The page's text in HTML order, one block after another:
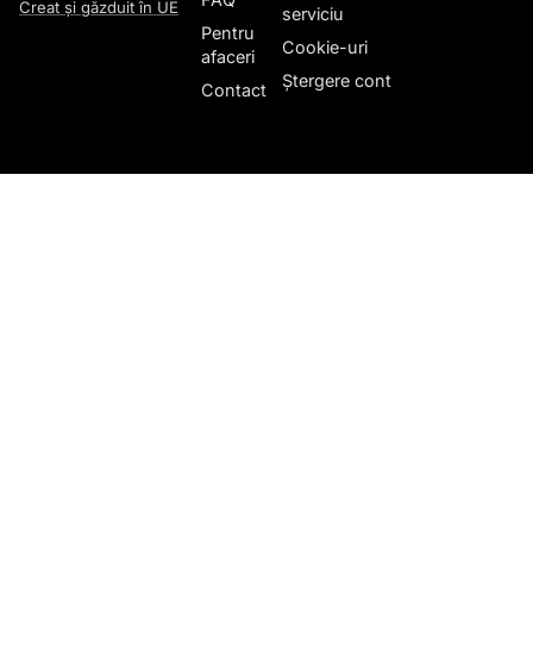
Creat și găzduit în UE
Pentru
afaceri
Contact
serviciu
Cookie-uri
Ștergere cont